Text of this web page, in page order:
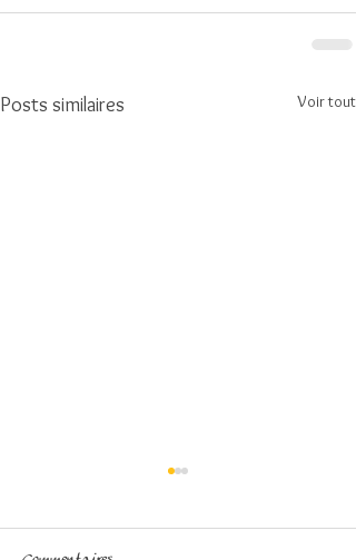
Posts similaires Voir tout